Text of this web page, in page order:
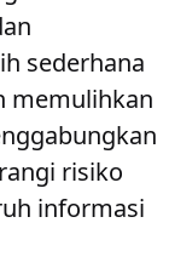
sederhana
memulihkan
risiko
informasi